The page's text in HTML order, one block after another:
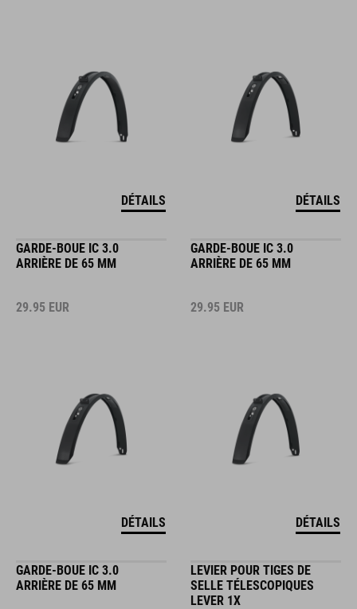
DÉTAILS DÉTAILS
GARDE-BOUE IC 3.0
ARRIÈRE DE 65 MM
29.95 EUR
DÉTAILS
GARDE-BOUE IC 3.0
ARRIÈRE DE 65 MM
29.95 EUR
DÉTAILS
GARDE-BOUE IC 3.0
ARRIÈRE DE 65 MM
LEVIER POUR TIGES DE
SELLE TÉLESCOPIQUES
LEVER 1X